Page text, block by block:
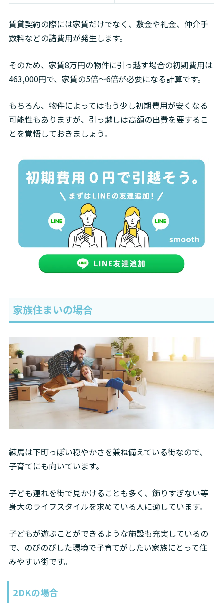
賃貸契約の際には家賃だけでなく、敷金や礼金、仲介手
数料などの諸費用が発生します。
そのため、家賃8万円の物件に引っ越す場合の初期費用は
463,000円で、家賃の5倍～6倍が必要になる計算です。
もちろん、物件によってはもう少し初期費用が安くなる
可能性もありますが、引っ越しは高額の出費を要するこ
とを覚悟しておきましょう。
家族住まいの場合
練馬は下町っぽい穏やかさを兼ね備えている街なので、
子育てにも向いています。
子ども連れを街で見かけることも多く、飾りすぎない等
身大のライフスタイルを求めている人に適しています。
子どもが遊ぶことができるような施設も充実しているの
で、のびのびした環境で子育てがしたい家族にとって住
みやすい街です。
2DKの場合